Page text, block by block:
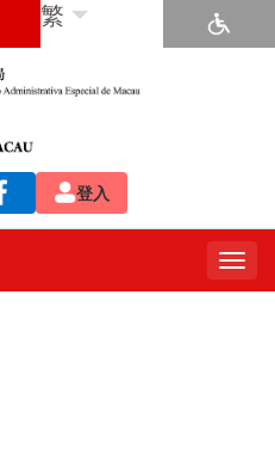
繁
登入